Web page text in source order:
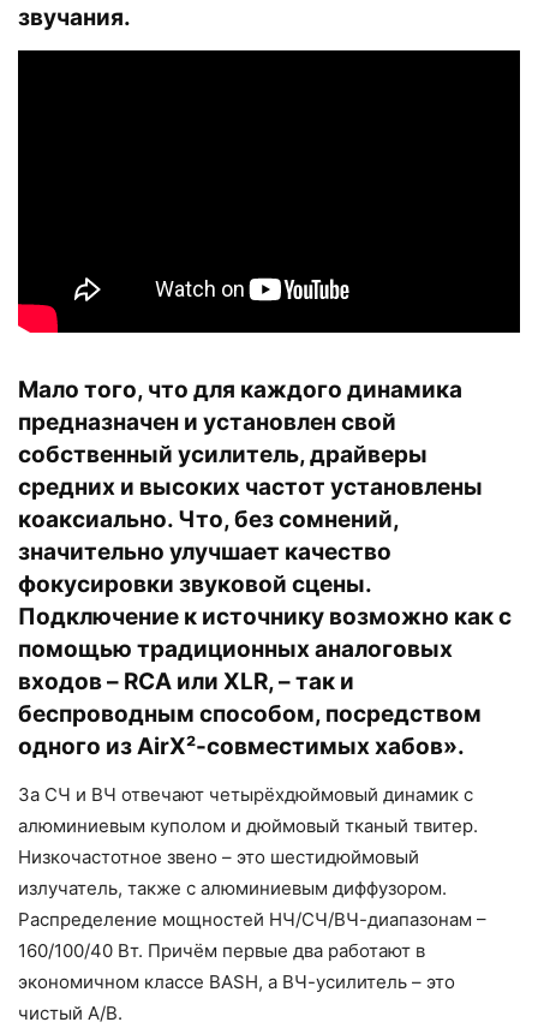
звучания.
Мало того, что для каждого динамика
предназначен и установлен свой
собственный усилитель, драйверы
средних и высоких частот установлены
коаксиально. Что, без сомнений,
значительно улучшает качество
фокусировки звуковой сцены.
Подключение к источнику возможно как с
помощью традиционных аналоговых
входов – RCA или XLR, – так и
беспроводным способом, посредством
одного из AirX²-совместимых хабов».
За СЧ и ВЧ отвечают четырёхдюймовый динамик с
алюминиевым куполом и дюймовый тканый твитер.
Низкочастотное звено – это шестидюймовый
излучатель, также с алюминиевым диффузором.
Распределение мощностей НЧ/СЧ/ВЧ-диапазонам –
160/100/40 Вт. Причём первые два работают в
экономичном классе BASH, а ВЧ-усилитель – это
чистый А/В.